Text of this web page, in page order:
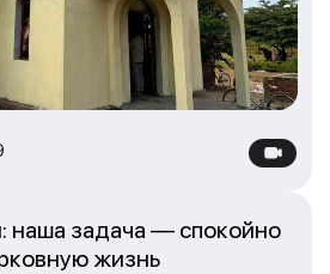
наша задача — спокойно
жизнь